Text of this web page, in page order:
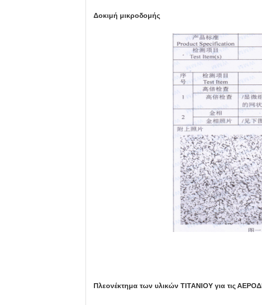
Δοκιμή μικροδομής
Πλεονέκτημα των υλικών ΤΙΤΑΝΙΟΥ για τις